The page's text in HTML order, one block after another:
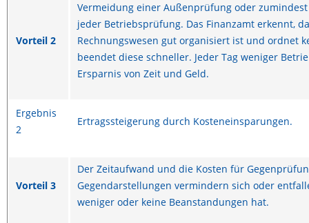
Vorteil 2
Vermeidung einer Außenprüfung oder
jeder Betriebsprüfung. Das Finanzamt erkennt,
Rechnungswesen gut organisiert ist und ordnet
beendet diese schneller. Jeder Tag weniger
Ersparnis von Zeit und Geld.
Ergebnis
2
Ertragssteigerung durch Kosteneinsparungen.
Vorteil 3
Der Zeitaufwand und die Kosten für
Gegendarstellungen vermindern sich oder
weniger oder keine Beanstandungen hat.